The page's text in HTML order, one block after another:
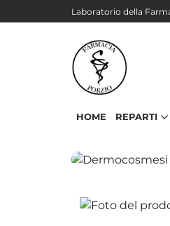
Salta al contenuto principale
Laboratorio della
HOME REPARTI